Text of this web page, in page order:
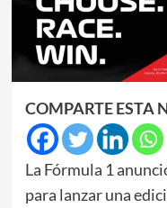
COMPARTE ESTA
La Fórmula 1
para lanzar una